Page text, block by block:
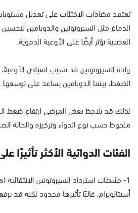
تعتمد مضادات الاكتئاب على تعديل
الدماغ مثل السيروتونين والدوبامين
العصبية تؤثر أيضًا على الأوعية الدموية.
زيادة السيروتونين قد تسبب انقباض
الضغط، بينما الدوبامين يساعد على توسعها.
لذلك قد يلاحظ بعض المرضى ارتفاع ضغط
ملحوظ حسب نوع الدواء وتركيزه والحالة
الفئات الدوائية الأكثر
أسيتالوبرام، غالبًا تأثيرها محدود لكنه قد